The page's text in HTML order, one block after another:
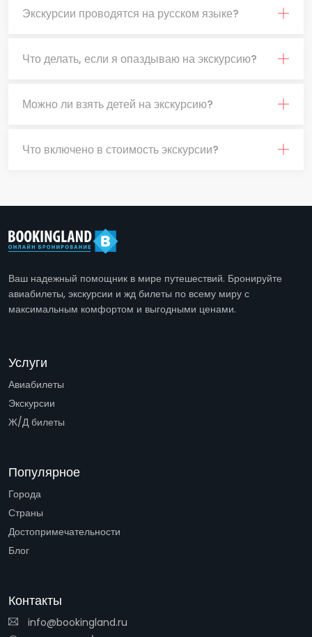
Экскурсии проводятся на русском языке?
Что делать, если я опаздываю на экскурсию?
Можно ли взять детей на экскурсию?
Что включено в стоимость экскурсии?
Ваш надежный помощник в мире путешествий. Бронируйте
авиабилеты, экскурсии и жд билеты по всему миру с
максимальным комфортом и выгодными ценами.
Услуги
Авиабилеты
Экскурсии
Ж/Д билеты
Популярное
Города
Страны
Достопримечательности
Блог
Контакты
info@bookingland.ru